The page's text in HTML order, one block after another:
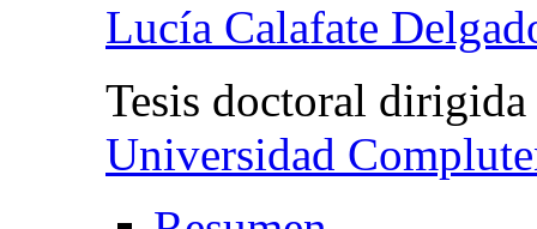
Lucía Calafate
Tesis doctoral
Universidad